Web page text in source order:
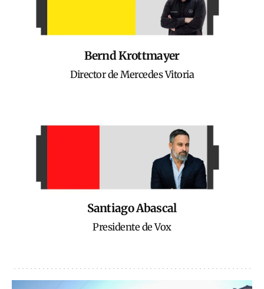
Bernd Krottmayer
Director de Mercedes Vitoria
Santiago Abascal
Presidente de Vox